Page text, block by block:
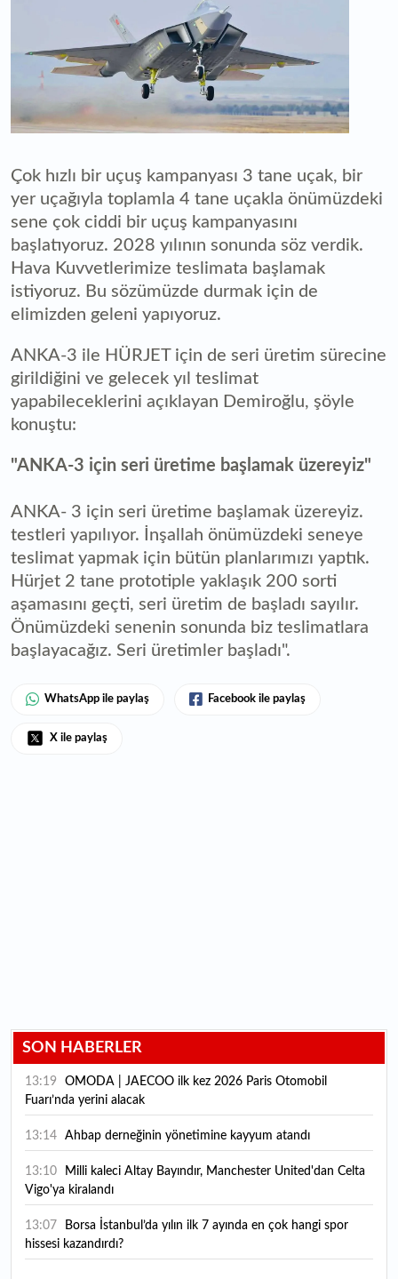
Çok hızlı bir uçuş kampanyası 3 tane uçak, bir
yer uçağıyla toplamla 4 tane uçakla önümüzdeki
sene çok ciddi bir uçuş kampanyasını
başlatıyoruz. 2028 yılının sonunda söz verdik.
Hava Kuvvetlerimize teslimata başlamak
istiyoruz. Bu sözümüzde durmak için de
elimizden geleni yapıyoruz.
ANKA-3 ile HÜRJET için de seri üretim sürecine
girildiğini ve gelecek yıl teslimat
yapabileceklerini açıklayan Demiroğlu, şöyle
konuştu:
"ANKA-3 için seri üretime başlamak üzereyiz"
ANKA- 3 için seri üretime başlamak üzereyiz.
testleri yapılıyor. İnşallah önümüzdeki seneye
teslimat yapmak için bütün planlarımızı yaptık.
Hürjet 2 tane prototiple yaklaşık 200 sorti
aşamasını geçti, seri üretim de başladı sayılır.
Önümüzdeki senenin sonunda biz teslimatlara
başlayacağız. Seri üretimler başladı".
WhatsApp ile paylaş Facebook ile paylaş
X ile paylaş
SON HABERLER
13:19
Fuarı’nda yerini alacak
13:14 Ahbap derneğinin yönetimine kayyum atandı
13:10
Vigo'ya kiralandı
13:07
hissesi kazandırdı?